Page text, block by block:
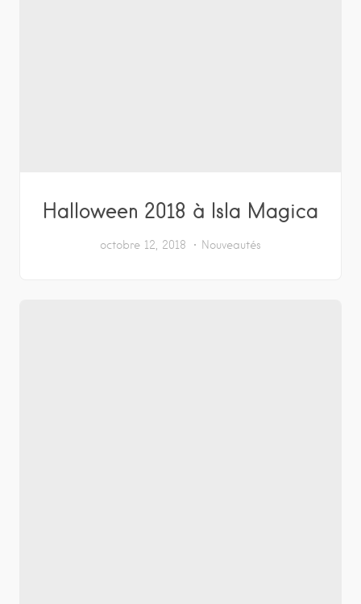
Halloween 2018 à Isla Magica
octobre 12, 2018 Nouveautés